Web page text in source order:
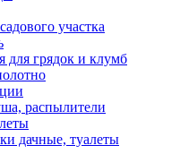
участка
для грядок и клумб
распылители
дачные, туалеты